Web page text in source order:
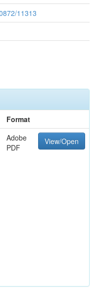
11313
Format
Adobe
PDF
View/Open